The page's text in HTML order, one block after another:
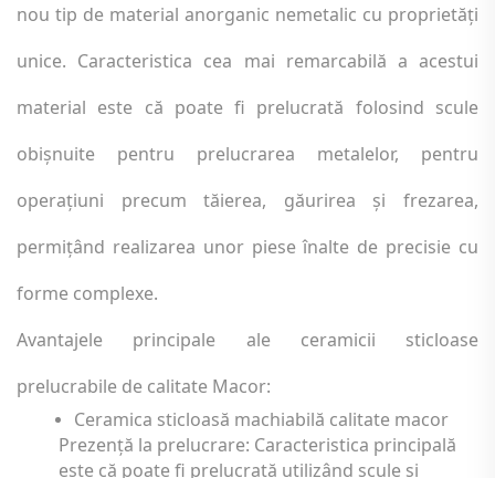
nou tip de material anorganic nemetalic cu proprietăți
unice. Caracteristica cea mai remarcabilă a acestui
material este că poate fi prelucrată folosind scule
obișnuite pentru prelucrarea metalelor, pentru
operațiuni precum tăierea, găurirea și frezarea,
permițând realizarea unor piese înalte de precisie cu
forme complexe.
Avantajele principale ale ceramicii sticloase
prelucrabile de calitate Macor:
Ceramica sticloasă machiabilă calitate macor
Prezență la prelucrare: Caracteristica principală
este că poate fi prelucrată utilizând scule și